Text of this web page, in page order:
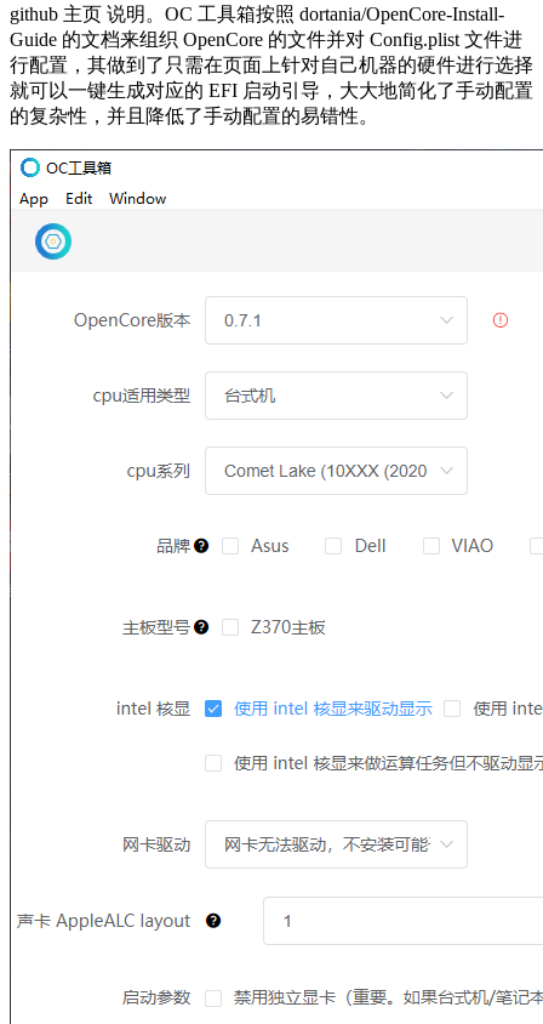
github 主页 说明。OC 工具箱按照 dortania/OpenCore-Install-
Guide 的文档来组织 OpenCore 的文件并对 Config.plist 文件进
行配置，其做到了只需在页面上针对自己机器的硬件进行选择
就可以一键生成对应的 EFI 启动引导，大大地简化了手动配置
的复杂性，并且降低了手动配置的易错性。